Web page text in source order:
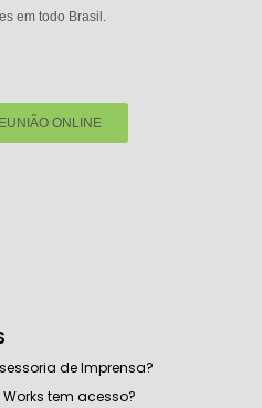
em todo Brasil.
ONLINE
de Imprensa?
tem acesso?